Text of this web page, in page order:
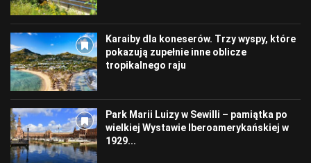
Karaiby dla koneserów. Trzy wyspy, które
pokazują zupełnie inne oblicze
tropikalnego raju
Park Marii Luizy w Sewilli – pamiątka po
wielkiej Wystawie Iberoamerykańskiej w
1929...